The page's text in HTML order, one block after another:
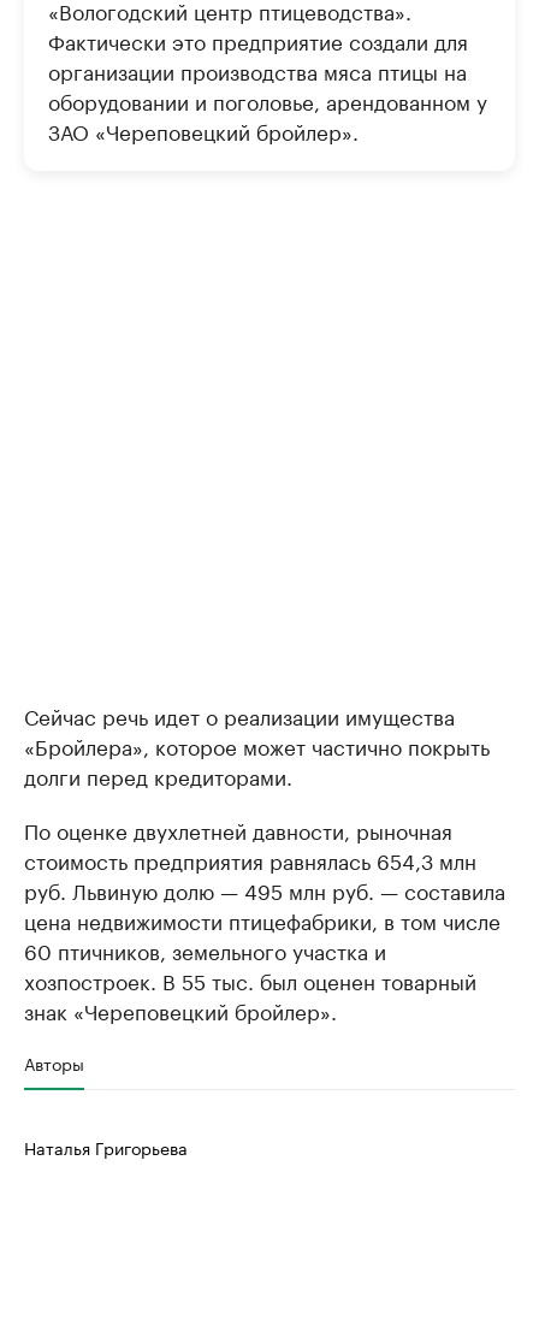
«Вологодский центр птицеводства».
Фактически это предприятие создали для
организации производства мяса птицы на
оборудовании и поголовье, арендованном у
ЗАО «Череповецкий бройлер».
Сейчас речь идет о реализации имущества
«Бройлера», которое может частично покрыть
долги перед кредиторами.
По оценке двухлетней давности, рыночная
стоимость предприятия равнялась 654,3 млн
руб. Львиную долю — 495 млн руб. — составила
цена недвижимости птицефабрики, в том числе
60 птичников, земельного участка и
хозпостроек. В 55 тыс. был оценен товарный
знак «Череповецкий бройлер».
Авторы
Наталья Григорьева